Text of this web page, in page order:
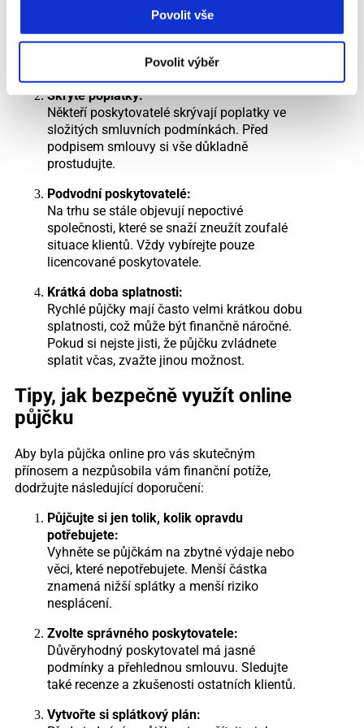
Povolit vše
Povolit výběr
Snadná dostupnost online půjček může vést
k tomu, že si lidé půjčují více, než jsou
zda zvládnete půjčku splatit včas.
Skryté poplatky:
Někteří poskytovatelé skrývají poplatky ve
složitých smluvních podmínkách. Před
podpisem smlouvy si vše důkladně
prostudujte.
Podvodní poskytovatelé:
Na trhu se stále objevují nepoctivé
společnosti, které se snaží zneužít zoufalé
situace klientů. Vždy vybírejte pouze
licencované poskytovatele.
Krátká doba splatnosti:
Rychlé půjčky mají často velmi krátkou dobu
splatnosti, což může být finančně náročné.
Pokud si nejste jisti, že půjčku zvládnete
splatit včas, zvažte jinou možnost.
Tipy, jak bezpečně využít online
půjčku
Aby byla půjčka online pro vás skutečným
přínosem a nezpůsobila vám finanční potíže,
dodržujte následující doporučení:
Půjčujte si jen tolik, kolik opravdu
potřebujete:
Vyhněte se půjčkám na zbytné výdaje nebo
věci, které nepotřebujete. Menší částka
znamená nižší splátky a menší riziko
nesplácení.
Zvolte správného poskytovatele:
Důvěryhodný poskytovatel má jasné
podmínky a přehlednou smlouvu. Sledujte
také recenze a zkušenosti ostatních klientů.
Vytvořte si splátkový plán: